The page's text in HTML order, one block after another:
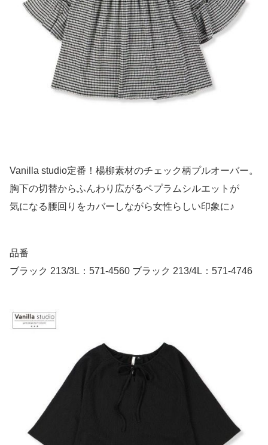
Vanilla studio定番！楊柳素材のチェック柄プルオーバー。
胸下の切替からふんわり広がるペプラムシルエットが
気になる腰回りをカバーしながら女性らしい印象に♪
品番
ブラック 213/3L：571-4560 ブラック 213/4L：571-4746